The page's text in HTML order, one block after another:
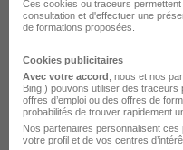
Le Gua - 17 CDI
Voir l’offre
Ces cookies ou traceurs
consultation et d'effectuer une
de formations proposées.
Cookies publicitaires
Avec votre accord , nous et nos
Bing,) pouvons utiliser des
offres d’emploi ou des offres de
probabilités de trouver rapidement
Nos partenaires personnalisent
votre profil et de vos centres